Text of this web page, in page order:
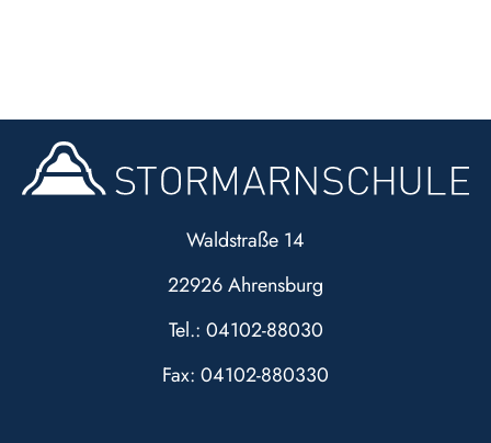
Waldstraße 14
22926 Ahrensburg
Tel.: 04102-88030
Fax: 04102-880330